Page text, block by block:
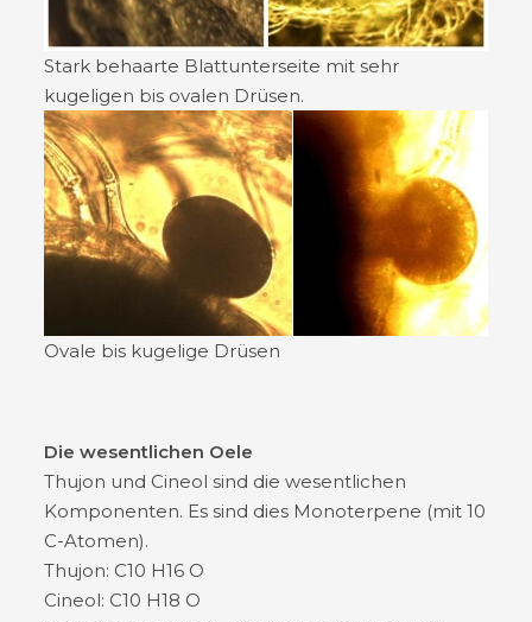
Stark behaarte Blattunterseite mit sehr
kugeligen bis ovalen Drüsen.
Ovale bis kugelige Drüsen
Die wesentlichen Oele
Thujon und Cineol sind die wesentlichen
Komponenten. Es sind dies Monoterpene (mit 10
C-Atomen).
Thujon: C10 H16 O
Cineol: C10 H18 O